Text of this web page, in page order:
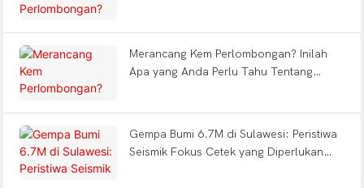
Merancang Kem Perlombongan? Inilah
Apa yang Anda Perlu Tahu Tentang
Gempa Bumi 6.7M di Sulawesi: Peristiwa
Seismik Fokus Cetek yang Diperlukan